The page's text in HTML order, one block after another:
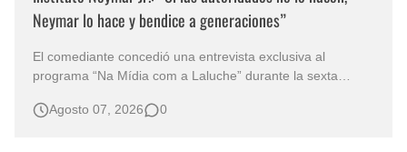
Neymar lo hace y bendice a generaciones”
El comediante concedió una entrevista exclusiva al
programa “Na Mídia com a Laluche” durante la sexta
eventos benéficos más importantes de Brasil. En medio del
Agosto 07, 2026 0